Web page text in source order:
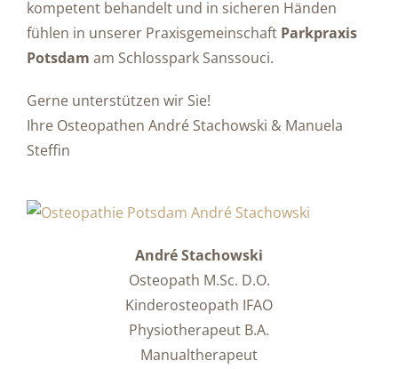
kompetent behandelt und in sicheren Händen
fühlen in unserer Praxisgemeinschaft Parkpraxis
Potsdam am Schlosspark Sanssouci.
Gerne unterstützen wir Sie!
Ihre Osteopathen André Stachowski & Manuela
Steffin
André Stachowski
Osteopath M.Sc. D.O.
Kinderosteopath IFAO
Physiotherapeut B.A.
Manualtherapeut